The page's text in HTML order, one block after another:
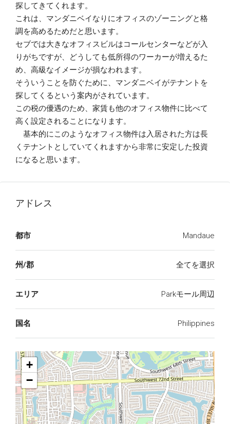
探してきてくれます。
これは、マンダニベイなりにオフィスのゾーニングと格
調を高めるためだと思います。
セブでは大きなオフィスビルはコールセンターなどが入
りがちですが、どうしても低所得のワーカーが増えるた
め、高級なイメージが損なわれます。
そういうことを防ぐために、マンダニベイがテナントを
探してくるという案内がされています。
この税の優遇のため、家賃も他のオフィス物件に比べて
高く設定されることになります。
基本的にこのようなオフィス物件は入居された方は長
くテナントとしていてくれますから非常に安定した投資
になると思います。
アドレス
都市 Mandaue
州/郡 全てを選択
エリア Parkモール周辺
国名 Philippines
+
−